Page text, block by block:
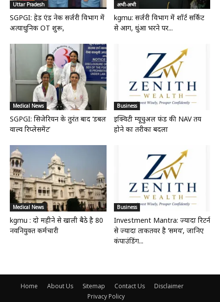
Uttar Pradesh
SGPGI: हेड एंड नेक सर्जरी विभाग में
अत्याधुनिक OT शुरू,
अभी-अभी
kgmu: सर्जरी विभाग में शॉर्ट सर्किट
से आग, धुंआ भरने पर...
Medical News
SGPGI: सिजेरियन के तुरंत बाद ‘डबल
वाल्व रिप्लेसमेंट’
Business
इक्विटी म्यूचुअल फंड की NAV तय
होने का तरीका बदला
Medical News
kgmu : दो महीने से खाली बैठे है 80
नवनियुक्त कर्मचारी
Business
Investment Mantra: ज्यादा रिटर्न
से ज्यादा ताकतवर है ‘समय’, जानिए
कंपाउंडिंग...
Home About Us Sitemap Contact Us
Disclaimer
Privacy Policy